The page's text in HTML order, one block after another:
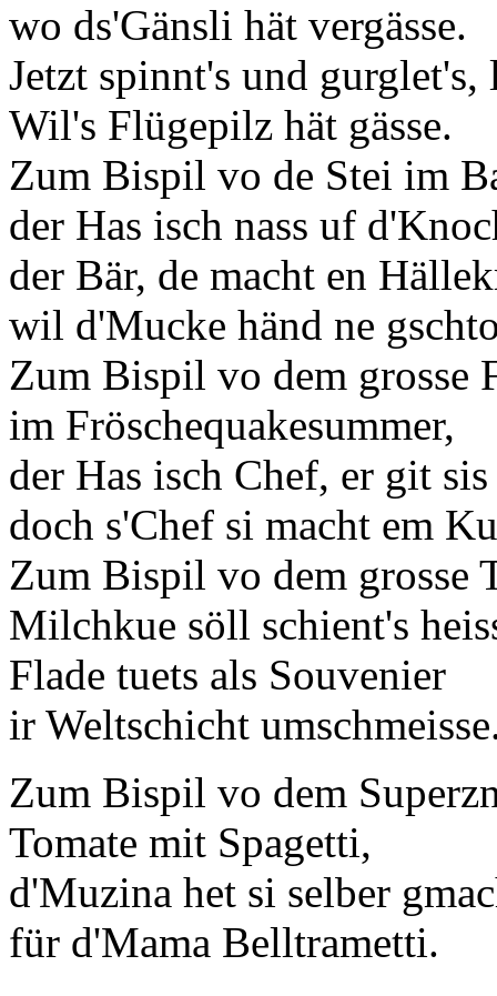
wo ds'Gänsli hät vergässe.
Jetzt spinnt's und
Wil's Flügepilz hät gässe.
Zum Bispil vo de Stei im
der Has isch nass uf
der Bär, de macht en
wil d'Mucke händ ne
Zum Bispil vo dem grosse
im Fröschequakesummer,
der Has isch Chef, er git
doch s'Chef si macht em
Zum Bispil vo dem grosse
Milchkue söll schient's
Flade tuets als Souvenier
ir Weltschicht
Zum Bispil vo dem
Tomate mit Spagetti,
d'Muzina het si selber
für d'Mama Belltrametti.